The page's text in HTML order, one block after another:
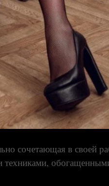
сочетающая в своей
техниками,